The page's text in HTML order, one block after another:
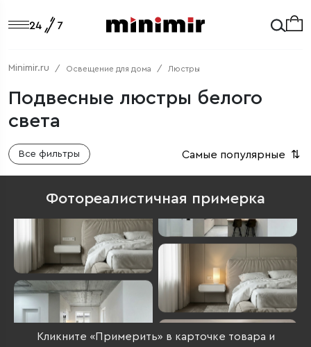
Minimir.ru Освещение для дома Люстры
Подвесные люстры белого
света
Все фильтры Самые популярные ⇅
Фотореалистичная примерка
Кликните «Примерить» в карточке товара и